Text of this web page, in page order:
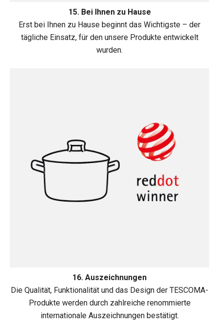
15. Bei Ihnen zu Hause
Erst bei Ihnen zu Hause beginnt das Wichtigste – der
tägliche Einsatz, für den unsere Produkte entwickelt
wurden.
16. Auszeichnungen
​​​​​​​Die Qualität, Funktionalität und das Design der TESCOMA-
Produkte werden durch zahlreiche renommierte
internationale Auszeichnungen bestätigt.